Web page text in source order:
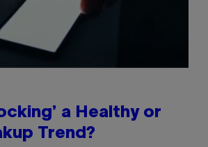
a Healthy or
Trend?